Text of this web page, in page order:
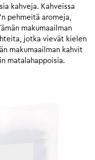
kahveja. Kahveissa
pehmeitä aromeja,
makumaailman
jotka vievät kielen
makumaailman kahvit
matalahappoisia.